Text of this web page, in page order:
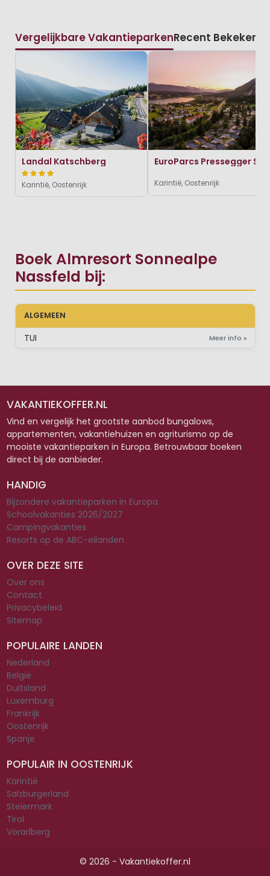
Boek Almresort Sonnealpe
Nassfeld bij:
ALGEMEEN
TUI Meer info »
Vergelijkbare VakantieparkenRecent Bekeken
Landal Katschberg
Karintië, Oostenrijk
EuroParcs Pressegger See
Karintië, Oostenrijk
VAKANTIEKOFFER.NL
Vind en vergelijk het grootste aanbod bungalows,
appartementen, vakantiehuizen en agriturismo op de
mooiste vakantieparken in Europa. Betrouwbaar boeken
direct bij de aanbieder.
HANDIG
Bijzondere vakantieparken in Europa
Schoolvakanties 2026/2027
Campingvakanties
Resorts op de ABC-eilanden
OVER DEZE SITE
Over ons
Contact
Privacybeleid
Sitemap
POPULAIRE LANDEN
Nederland
België
Duitsland
Luxemburg
Frankrijk
Oostenrijk
Spanje
POPULAIR IN OOSTENRIJK
Karintië
Salzburgerland
Steiermark
Tirol
Vorarlberg
© 2026 - Vakantiekoffer.nl